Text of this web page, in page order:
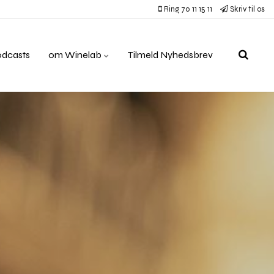
Ring 70 11 15 11 Skriv til os
om Winelab Tilmeld Nyhedsbrev